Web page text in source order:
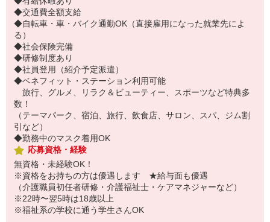
◆交通費全額支給
◆自転車・車・バイク通勤OK（直接雇用になった就業先によ
る）
◆社会保険完備
◆研修制度あり
◆社員登用（紹介予定派遣）
◆ベネフィット・ステーション利用可能
旅行、グルメ、リラク＆ビューティー、スポーツなど特典多
数！
（テーマパーク、宿泊、旅行、飲食店、サロン、スパ、ジム割
引など）
◆勤務中のマスク着用OK
応募資格・経験
無資格・未経験OK！
※資格をお持ちの方は優遇します ★給与面も優遇
（介護職員初任者研修・介護福祉士・ケアマネジャーなど）
※22時〜翌5時は18歳以上
※福祉系の学校に通う学生さんOK